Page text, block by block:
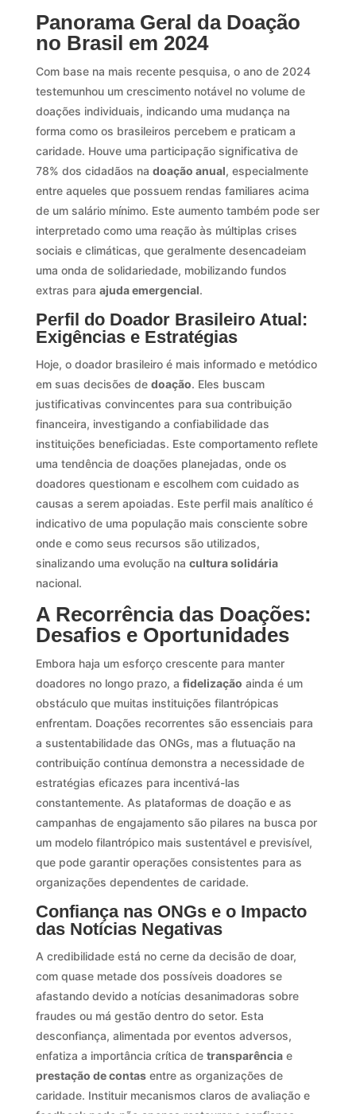
Panorama Geral da Doação
no Brasil em 2024
Com base na mais recente pesquisa, o ano de 2024
testemunhou um crescimento notável no volume de
doações individuais, indicando uma mudança na
forma como os brasileiros percebem e praticam a
caridade. Houve uma participação significativa de
78% dos cidadãos na doação anual, especialmente
entre aqueles que possuem rendas familiares acima
de um salário mínimo. Este aumento também pode ser
interpretado como uma reação às múltiplas crises
sociais e climáticas, que geralmente desencadeiam
uma onda de solidariedade, mobilizando fundos
extras para ajuda emergencial.
Perfil do Doador Brasileiro Atual:
Exigências e Estratégias
Hoje, o doador brasileiro é mais informado e metódico
em suas decisões de doação. Eles buscam
justificativas convincentes para sua contribuição
financeira, investigando a confiabilidade das
instituições beneficiadas. Este comportamento reflete
uma tendência de doações planejadas, onde os
doadores questionam e escolhem com cuidado as
causas a serem apoiadas. Este perfil mais analítico é
indicativo de uma população mais consciente sobre
onde e como seus recursos são utilizados,
sinalizando uma evolução na cultura solidária
nacional.
A Recorrência das Doações:
Desafios e Oportunidades
Embora haja um esforço crescente para manter
doadores no longo prazo, a fidelização ainda é um
obstáculo que muitas instituições filantrópicas
enfrentam. Doações recorrentes são essenciais para
a sustentabilidade das ONGs, mas a flutuação na
contribuição contínua demonstra a necessidade de
estratégias eficazes para incentivá-las
constantemente. As plataformas de doação e as
campanhas de engajamento são pilares na busca por
um modelo filantrópico mais sustentável e previsível,
que pode garantir operações consistentes para as
organizações dependentes de caridade.
Confiança nas ONGs e o Impacto
das Notícias Negativas
A credibilidade está no cerne da decisão de doar,
com quase metade dos possíveis doadores se
afastando devido a notícias desanimadoras sobre
fraudes ou má gestão dentro do setor. Esta
desconfiança, alimentada por eventos adversos,
enfatiza a importância crítica de transparênciae
prestação de contasentre as organizações de
caridade. Instituir mecanismos claros de avaliação e